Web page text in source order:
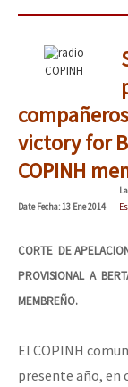
COPINH
victory for
COPINH
DateFecha: 13 Ene 2014
CORTE DE
PROVISIONAL A
MEMBREÑO.
El COPINH
presente año, en